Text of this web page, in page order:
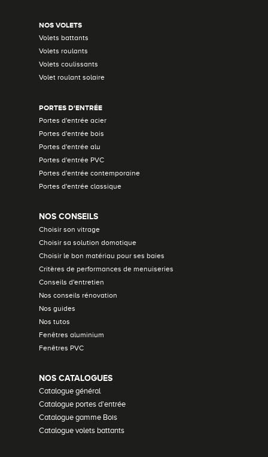
NOS VOLETS
Volets battants
Volets roulants
Volets coulissants
Volet roulant solaire
PORTES D'ENTRÉE
Portes d'entrée acier
Portes d'entrée bois
Portes d'entrée alu
Portes d'entrée PVC
Portes d'entrée contemporaine
Portes d'entrée classique
NOS CONSEILS
Choisir son vitrage
Choisir sa solution domotique
Choisir le bon matériau pour ses baies
Critères de performances de menuiseries
Conseils d'entretien
Nos conseils rénovation
Nos guides
Nos tutos
Fenêtres aluminium
Fenêtres PVC
NOS CATALOGUES
Catalogue général
Catalogue portes d'entrée
Catalogue gamme Bois
Catalogue volets battants